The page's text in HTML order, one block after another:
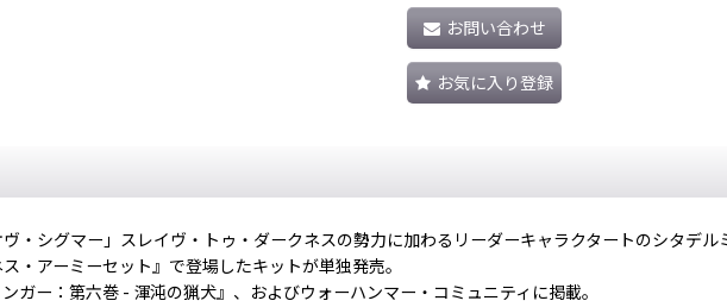
お問い合わせ
お気に入り登録
・シグマー」スレイヴ・トゥ・ダークネスの勢力に加わるリーダーキャラクタートのシタデル
・アーミーセット』で登場したキットが単独発売。
ガー：第六巻 - 渾沌の猟犬』、およびウォーハンマー・コミュニティに掲載。